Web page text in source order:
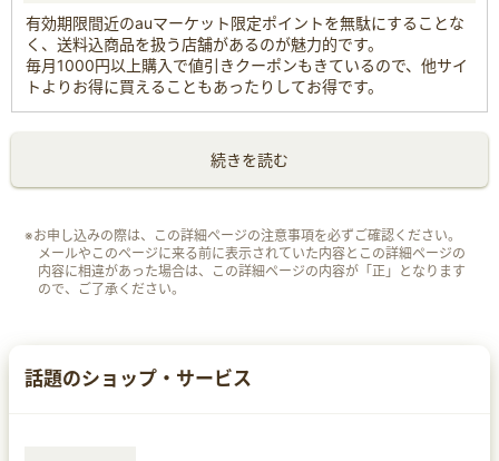
有効期限間近のauマーケット限定ポイントを無駄にすることな
く、送料込商品を扱う店舗があるのが魅力的です。
毎月1000円以上購入で値引きクーポンもきているので、他サイ
トよりお得に買えることもあったりしてお得です。
続きを読む
※お申し込みの際は、この詳細ページの注意事項を必ずご確認ください。
メールやこのページに来る前に表示されていた内容とこの詳細ページの
内容に相違があった場合は、この詳細ページの内容が「正」となります
ので、ご了承ください。
話題のショップ・サービス